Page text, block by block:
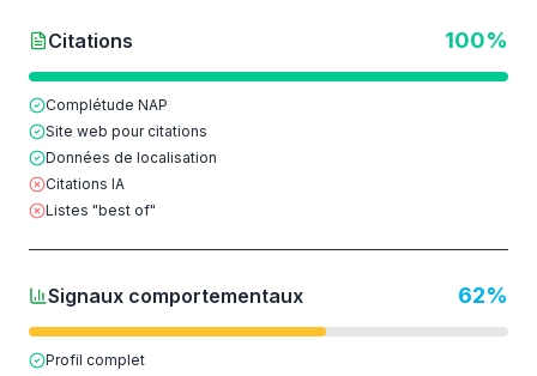
Citations 100%
Complétude NAP
Site web pour citations
Données de localisation
Citations IA
Listes "best of"
Signaux comportementaux 62%
Profil complet